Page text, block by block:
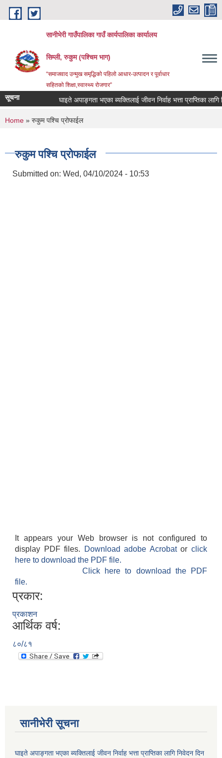
Skip to main content
सानीभेरी गाउँपालिका गाउँ कार्यपालिका कार्यालय
सिम्ली, रुकुम (पश्चिम भाग)
“समाजवाद उन्मुख समृद्धिको पहिलो आधार-उत्पादन र पूर्वाधार
सहितको शिक्षा,स्वास्थ्य रोजगार”
सूचना घाइते अपाङ्गता भएका ब्यक्तिलाई जीवन निर्वाह भत्ता प्राप्तिका लागि
You are here
Home » रुकुम पश्चि प्रोफाईल
रुकुम पश्चि प्रोफाईल
Submitted on: Wed, 04/10/2024 - 10:53
It appears your Web browser is not configured to
display PDF files.
Download adobe Acrobatorclick
here to download the PDF file.
Click here to download the PDF
file.
प्रकार:
प्रकाशन
आर्थिक वर्ष:
८०/८१
सानीभेरी सूचना
घाइते अपाङ्गता भएका ब्यक्तिलाई जीवन निर्वाह भत्ता प्राप्तिका लागि निवेदन दिन